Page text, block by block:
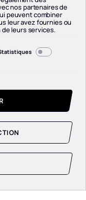
nos partenaires de
peuvent combiner
leur avez fournies ou
leurs services.